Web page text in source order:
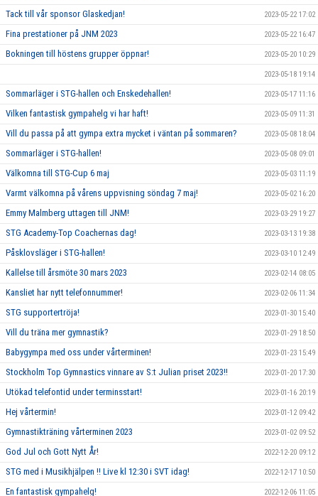
Tack till vår sponsor Glaskedjan! 2023-05-22 17:02
Fina prestationer på JNM 2023 2023-05-22 16:47
Bokningen till höstens grupper öppnar! 2023-05-20 10:29
2023-05-18 19:14
Sommarläger i STG-hallen och Enskedehallen! 2023-05-17 11:16
Vilken fantastisk gympahelg vi har haft! 2023-05-09 11:31
Vill du passa på att gympa extra mycket i väntan på sommaren? 2023-05-08 18:04
Sommarläger i STG-hallen! 2023-05-08 09:01
Välkomna till STG-Cup 6 maj 2023-05-03 11:19
Varmt välkomna på vårens uppvisning söndag 7 maj! 2023-05-02 16:20
Emmy Malmberg uttagen till JNM! 2023-03-29 19:27
STG Academy-Top Coachernas dag! 2023-03-13 19:38
Påsklovsläger i STG-hallen! 2023-03-10 12:49
Kallelse till årsmöte 30 mars 2023 2023-02-14 08:05
Kansliet har nytt telefonnummer! 2023-02-06 11:34
STG supportertröja! 2023-01-30 15:40
Vill du träna mer gymnastik? 2023-01-29 18:50
Babygympa med oss under vårterminen! 2023-01-23 15:49
Stockholm Top Gymnastics vinnare av S:t Julian priset 2023!! 2023-01-20 17:30
Utökad telefontid under terminsstart! 2023-01-16 20:19
Hej vårtermin! 2023-01-12 09:42
Gymnastikträning vårterminen 2023 2023-01-02 09:52
God Jul och Gott Nytt År! 2022-12-20 09:12
STG med i Musikhjälpen !! Live kl 12:30 i SVT idag! 2022-12-17 10:50
En fantastisk gympahelg! 2022-12-06 11:05